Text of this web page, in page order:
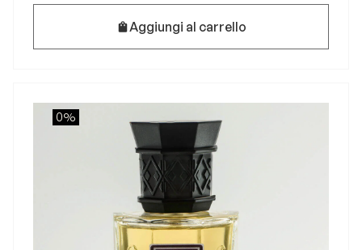
Aggiungi al carrello
0%